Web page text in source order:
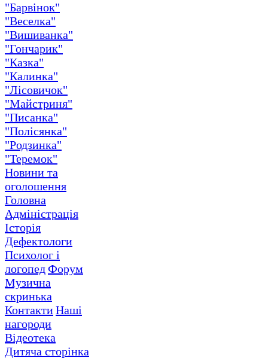
"Барвінок"
"Веселка"
"Вишиванка"
"Гончарик"
"Казка"
"Калинка"
"Лісовичок"
"Майстриня"
"Писанка"
"Полісянка"
"Родзинка"
"Теремок"
Новини та
оголошення
Головна
Адміністрація
Історія
Дефектологи
Психолог і
логопедФорум
Музична
скринька
КонтактиНаші
нагороди
Відеотека
Дитяча сторінка